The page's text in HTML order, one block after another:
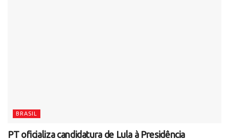
BRASIL
PT oficializa candidatura de Lula à Presidência